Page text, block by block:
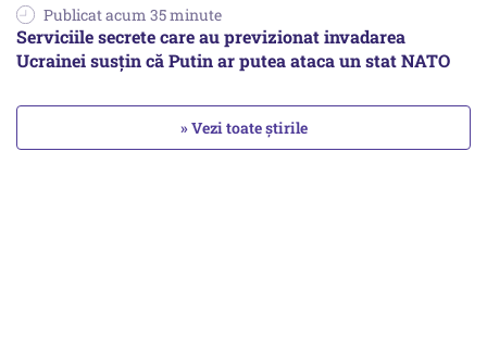
Publicat acum 35 minute
Serviciile secrete care au previzionat invadarea
Ucrainei susțin că Putin ar putea ataca un stat NATO
» Vezi toate știrile